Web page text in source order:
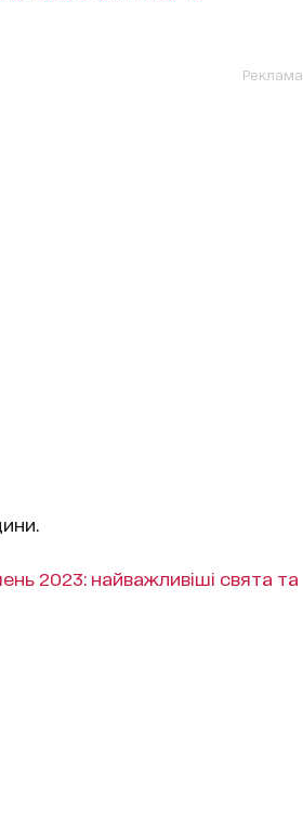
Реклама
2023: найважливіші свята та